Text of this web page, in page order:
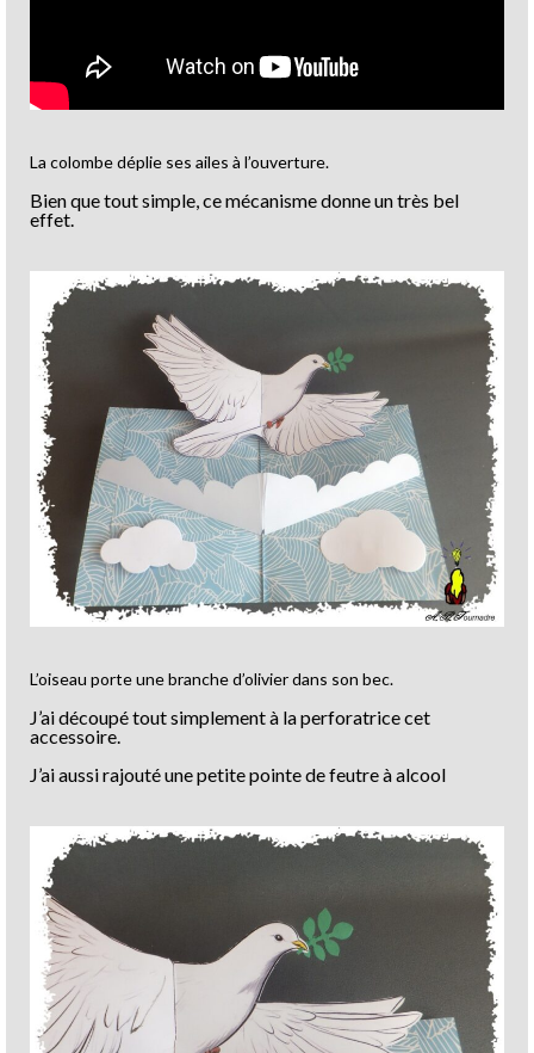
La colombe déplie ses ailes à l’ouverture.
Bien que tout simple, ce mécanisme donne un très bel
effet.
L’oiseau porte une branche d’olivier dans son bec.
J’ai découpé tout simplement à la perforatrice cet
accessoire.
J’ai aussi rajouté une petite pointe de feutre à alcool